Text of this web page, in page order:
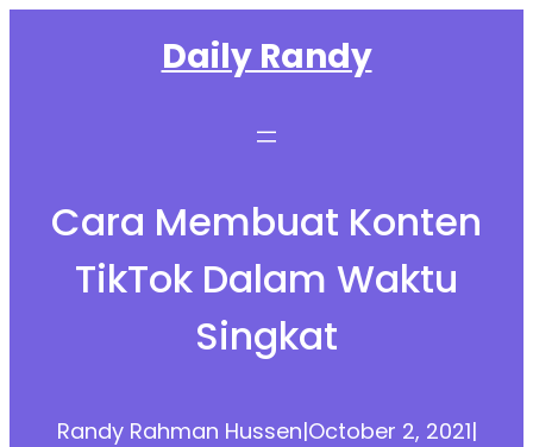
Daily Randy
Cara Membuat Konten
TikTok Dalam Waktu
Singkat
Randy Rahman Hussen|October 2, 2021|